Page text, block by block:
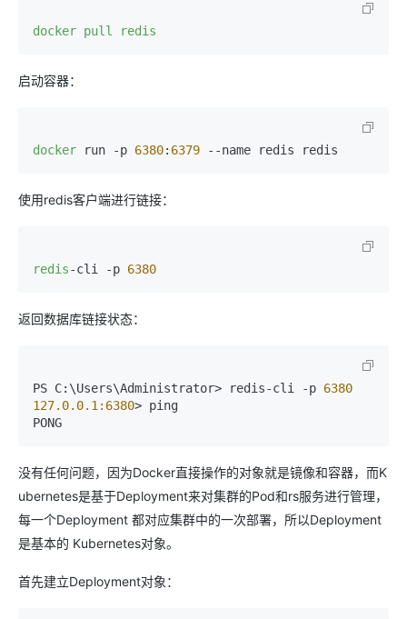
docker pull redis
启动容器：
docker run -p 6380: 6379 --name redis redis
使用redis客户端进行链接：
redis-cli -p 6380
返回数据库链接状态：
PS C:\Users\Administrator> redis-cli -p 6380
127.0.0.1:6380> ping
PONG
没有任何问题，因为Docker直接操作的对象就是镜像和容器，而K
ubernetes是基于Deployment来对集群的Pod和rs服务进行管理，
每一个Deployment 都对应集群中的一次部署，所以Deployment
是基本的 Kubernetes对象。
首先建立Deployment对象：